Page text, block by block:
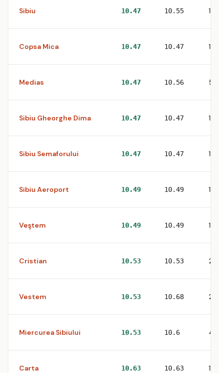
Sibiu 10.47 10.55 14
Copsa Mica 10.47 10.47 1
Medias 10.47 10.56 5
Sibiu Gheorghe Dima 10.47 10.47 1
Sibiu Semaforului 10.47 10.47 1
Sibiu Aeroport 10.49 10.49 1
Veştem 10.49 10.49 1
Cristian 10.53 10.53 2
Vestem 10.53 10.68 2
Miercurea Sibiului 10.53 10.6 4
Carta 10.63 10.63 1